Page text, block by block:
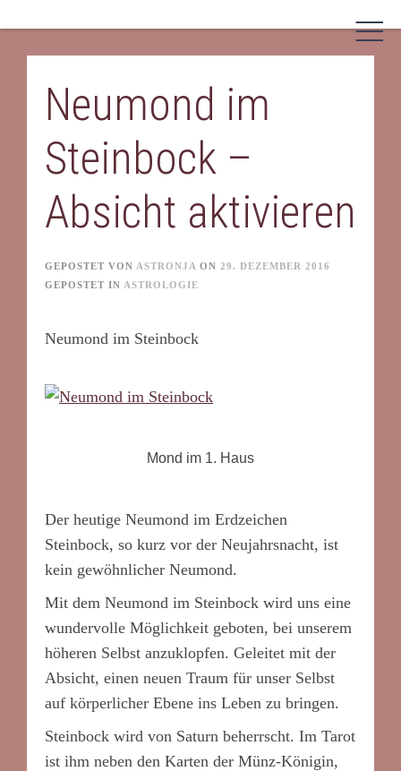
contentNeumond im
Steinbock –
Absicht aktivieren
GEPOSTET VON ASTRONJA ON 29. DEZEMBER 2016
GEPOSTET IN ASTROLOGIE
Neumond im Steinbock
Mond im 1. Haus
Der heutige Neumond im Erdzeichen
Steinbock, so kurz vor der Neujahrsnacht, ist
kein gewöhnlicher Neumond.
Mit dem Neumond im Steinbock wird uns eine
wundervolle Möglichkeit geboten, bei unserem
höheren Selbst anzuklopfen. Geleitet mit der
Absicht, einen neuen Traum für unser Selbst
auf körperlicher Ebene ins Leben zu bringen.
Steinbock wird von Saturn beherrscht. Im Tarot
ist ihm neben den Karten der Münz-Königin,